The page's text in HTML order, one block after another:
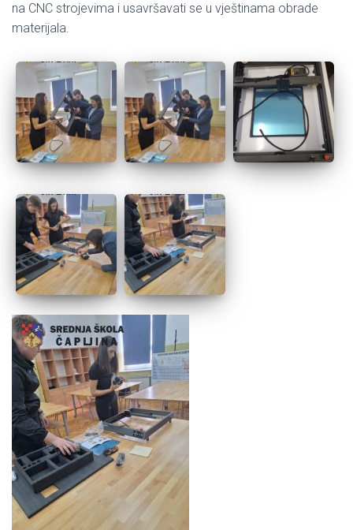
na CNC strojevima i usavršavati se u vještinama obrade
materijala.